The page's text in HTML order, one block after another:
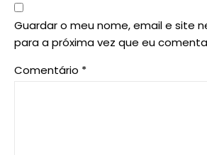
Guardar o meu nome, email e site
para a próxima vez que eu
Comentário *